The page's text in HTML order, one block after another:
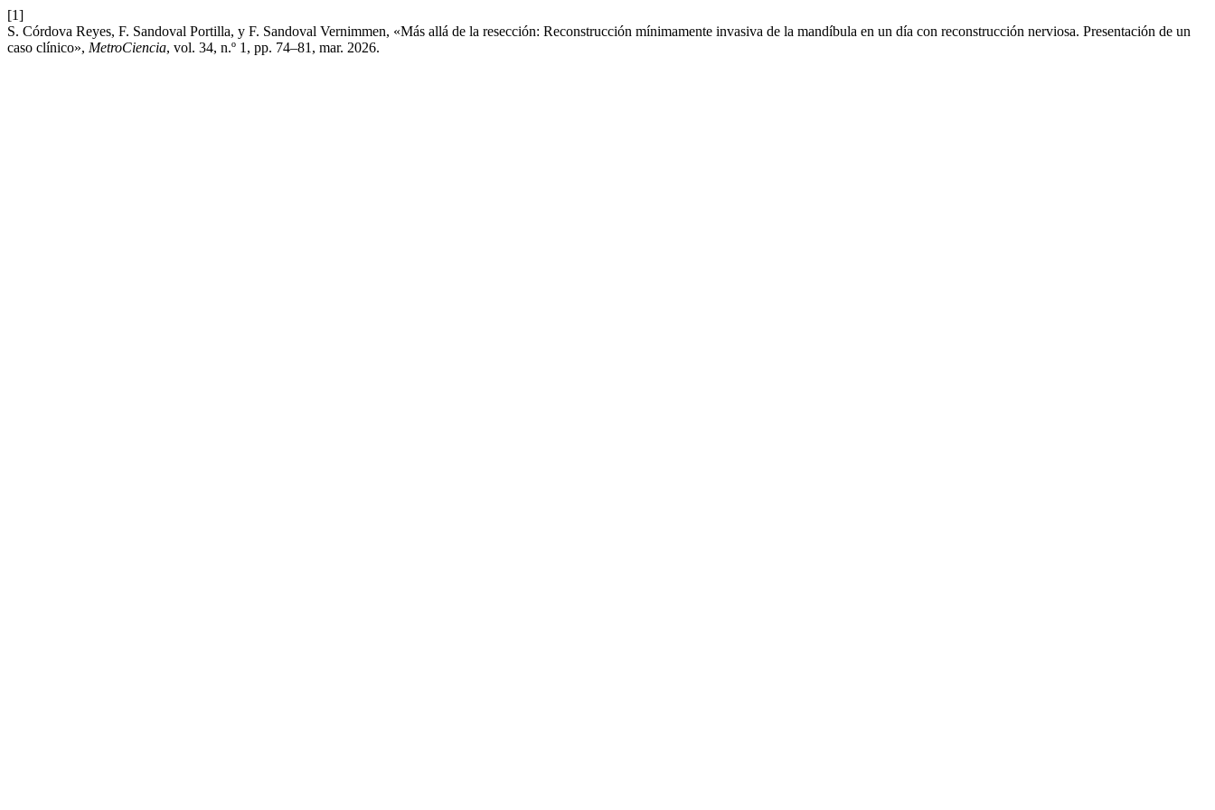
[1]
S. Córdova Reyes, F. Sandoval Portilla, y F. Sandoval Vernimmen, «Más allá de la resección: Reconstrucción mínimamente invasiva de la mandíbula en un día con reconstrucción nerviosa. Presentación de un
caso clínico», MetroCiencia, vol. 34, n.º 1, pp. 74–81, mar. 2026.